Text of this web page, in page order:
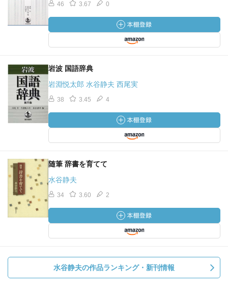
46 3.67 0
岩波 国語辞典
岩淵悦太郎 水谷静夫 西尾実
38 3.45 4
随筆 辞書を育てて
水谷静夫
34 3.60 2
水谷静夫の作品ランキング・新刊情報